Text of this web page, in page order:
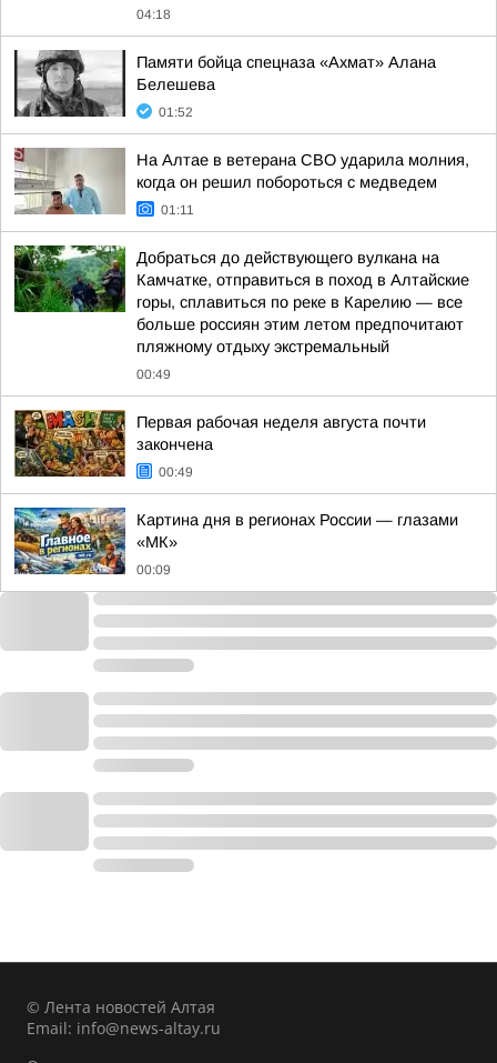
04:18
Памяти бойца спецназа «Ахмат» Алана
Белешева
01:52
На Алтае в ветерана СВО ударила молния,
когда он решил побороться с медведем
01:11
Добраться до действующего вулкана на
Камчатке, отправиться в поход в Алтайские
горы, сплавиться по реке в Карелию — все
больше россиян этим летом предпочитают
пляжному отдыху экстремальный
00:49
Первая рабочая неделя августа почти
закончена
00:49
Картина дня в регионах России — глазами
«МК»
00:09
© Лента новостей Алтая
Email: info@news-altay.ru